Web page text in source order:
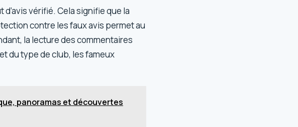
vérifié. Cela signifie que la
contre les faux avis permet au
la lecture des commentaires
du type de club, les fameux
panoramas et découvertes